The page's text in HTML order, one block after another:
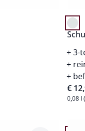
3-
€
0,08 l